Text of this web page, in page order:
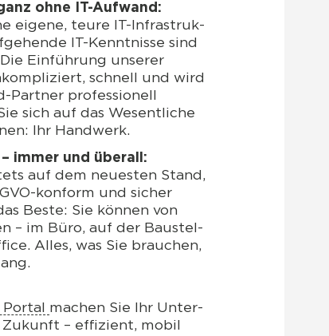
ohne IT-Auf­wand:
eige­ne, teu­re IT-Infra­struk­
IT-Kennt­nis­se sind
Ein­füh­rung unse­rer
schnell und wird
Part­ner pro­fes­sio­nell
sich auf das Wesent­li­che
Ihr Hand­werk.
immer und über­all:
auf dem neu­es­ten Stand,
kon­form und sicher
Bes­te: Sie kön­nen von
– im Büro, auf der Bau­stel­
Alles, was Sie brau­chen,
Por­tal machen Sie Ihr Unter­
– effi­zi­ent, mobil